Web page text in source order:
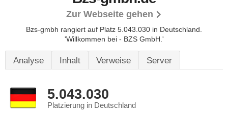
Zur Webseite gehen
Bzs-gmbh rangiert auf Platz 5.043.030 in Deutschland.
'Willkommen bei - BZS GmbH.'
Analyse Inhalt Verweise Server
5.043.030
Platzierung in Deutschland